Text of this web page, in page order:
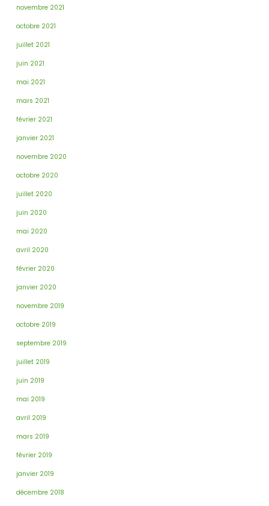
novembre 2021
octobre 2021
juillet 2021
juin 2021
mai 2021
mars 2021
février 2021
janvier 2021
novembre 2020
octobre 2020
juillet 2020
juin 2020
mai 2020
avril 2020
février 2020
janvier 2020
novembre 2019
octobre 2019
septembre 2019
juillet 2019
juin 2019
mai 2019
avril 2019
mars 2019
février 2019
janvier 2019
décembre 2018